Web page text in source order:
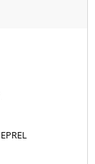
EPREL